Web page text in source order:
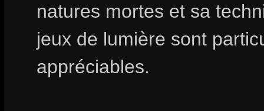
natures mortes et sa
jeux de lumière sont
appréciables.